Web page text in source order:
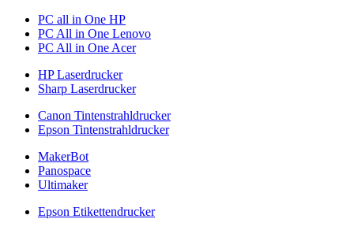
PC all in One HP
PC All in One Lenovo
PC All in One Acer
HP Laserdrucker
Sharp Laserdrucker
Canon Tintenstrahldrucker
Epson Tintenstrahldrucker
MakerBot
Panospace
Ultimaker
Epson Etikettendrucker